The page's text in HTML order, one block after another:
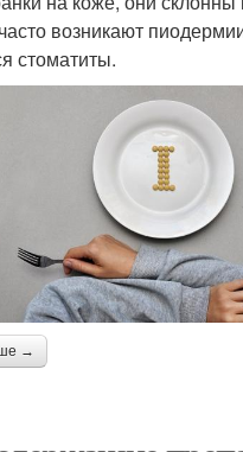
возникают
стоматиты.
→